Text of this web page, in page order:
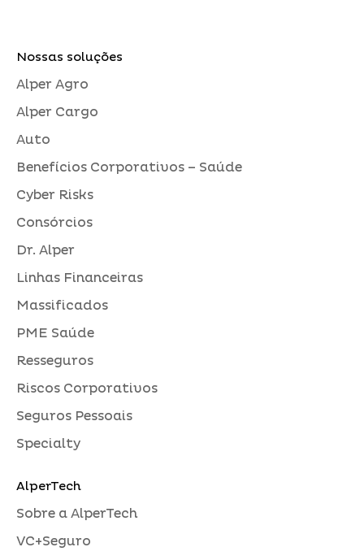
Nossas soluções
Alper Agro
Alper Cargo
Auto
Benefícios Corporativos – Saúde
Cyber Risks
Consórcios
Dr. Alper
Linhas Financeiras
Massificados
PME Saúde
Resseguros
Riscos Corporativos
Seguros Pessoais
Specialty
AlperTech
Sobre a AlperTech
VC+Seguro